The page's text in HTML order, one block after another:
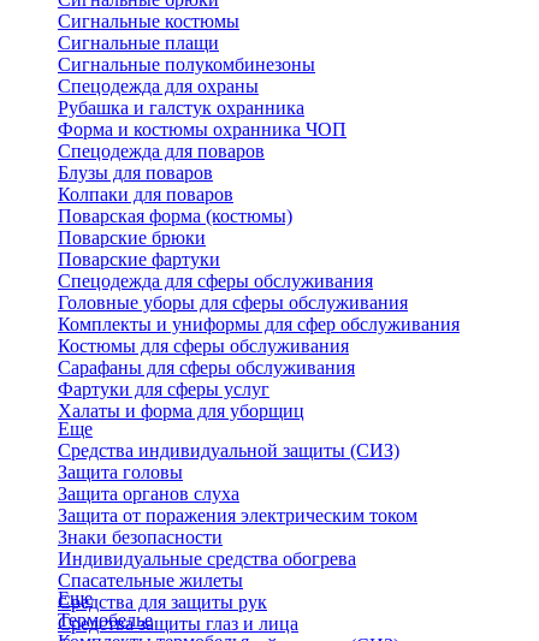
Сигнальные костюмы
Сигнальные плащи
Сигнальные полукомбинезоны
Спецодежда для охраны
Рубашка и галстук охранника
Форма и костюмы охранника ЧОП
Спецодежда для поваров
Блузы для поваров
Колпаки для поваров
Поварская форма (костюмы)
Поварские брюки
Поварские фартуки
Спецодежда для сферы обслуживания
Головные уборы для сферы обслуживания
Комплекты и униформы для сфер обслуживания
Костюмы для сферы обслуживания
Сарафаны для сферы обслуживания
Фартуки для сферы услуг
Халаты и форма для уборщиц
Еще
Средства индивидуальной защиты (СИЗ)
Защита головы
Защита органов слуха
Защита от поражения электрическим током
Знаки безопасности
Индивидуальные средства обогрева
Спасательные жилеты
Средства для защиты рук
Средства защиты глаз и лица
Еще
Термобелье